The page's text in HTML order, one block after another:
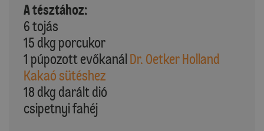
A tésztához:
6 tojás
15 dkg porcukor
1 púpozott evőkanálDr. Oetker Holland
Kakaó sütéshez
18 dkg darált dió
csipetnyi fahéj